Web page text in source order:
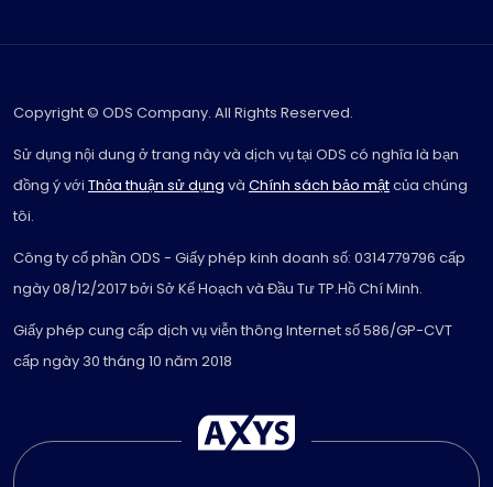
Copyright © ODS Company. All Rights Reserved.
Sử dụng nội dung ở trang này và dịch vụ tại ODS có nghĩa là bạn
đồng ý với Thỏa thuận sử dụng và Chính sách bảo mậtcủa chúng
tôi.
Công ty cổ phần ODS - Giấy phép kinh doanh số: 0314779796 cấp
ngày 08/12/2017 bởi Sở Kế Hoạch và Đầu Tư TP.Hồ Chí Minh.
Giấy phép cung cấp dịch vụ viễn thông Internet số 586/GP-CVT
cấp ngày 30 tháng 10 năm 2018